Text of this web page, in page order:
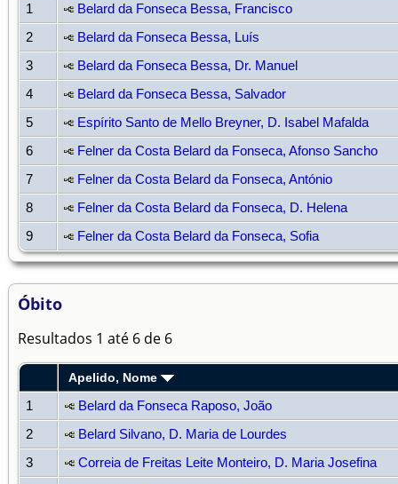
1
Belard da Fonseca Bessa, Francisco
2
Belard da Fonseca Bessa, Luís
3
Belard da Fonseca Bessa, Dr. Manuel
4
Belard da Fonseca Bessa, Salvador
5
Espírito Santo de Mello Breyner, D. Isabel Mafalda
6
Felner da Costa Belard da Fonseca, Afonso Sancho
7
Felner da Costa Belard da Fonseca, António
8
Felner da Costa Belard da Fonseca, D. Helena
9
Felner da Costa Belard da Fonseca, Sofia
Óbito
Resultados 1 até 6 de 6
Apelido, Nome
1
Belard da Fonseca Raposo, João
2
Belard Silvano, D. Maria de Lourdes
3
Correia de Freitas Leite Monteiro, D. Maria Josefina